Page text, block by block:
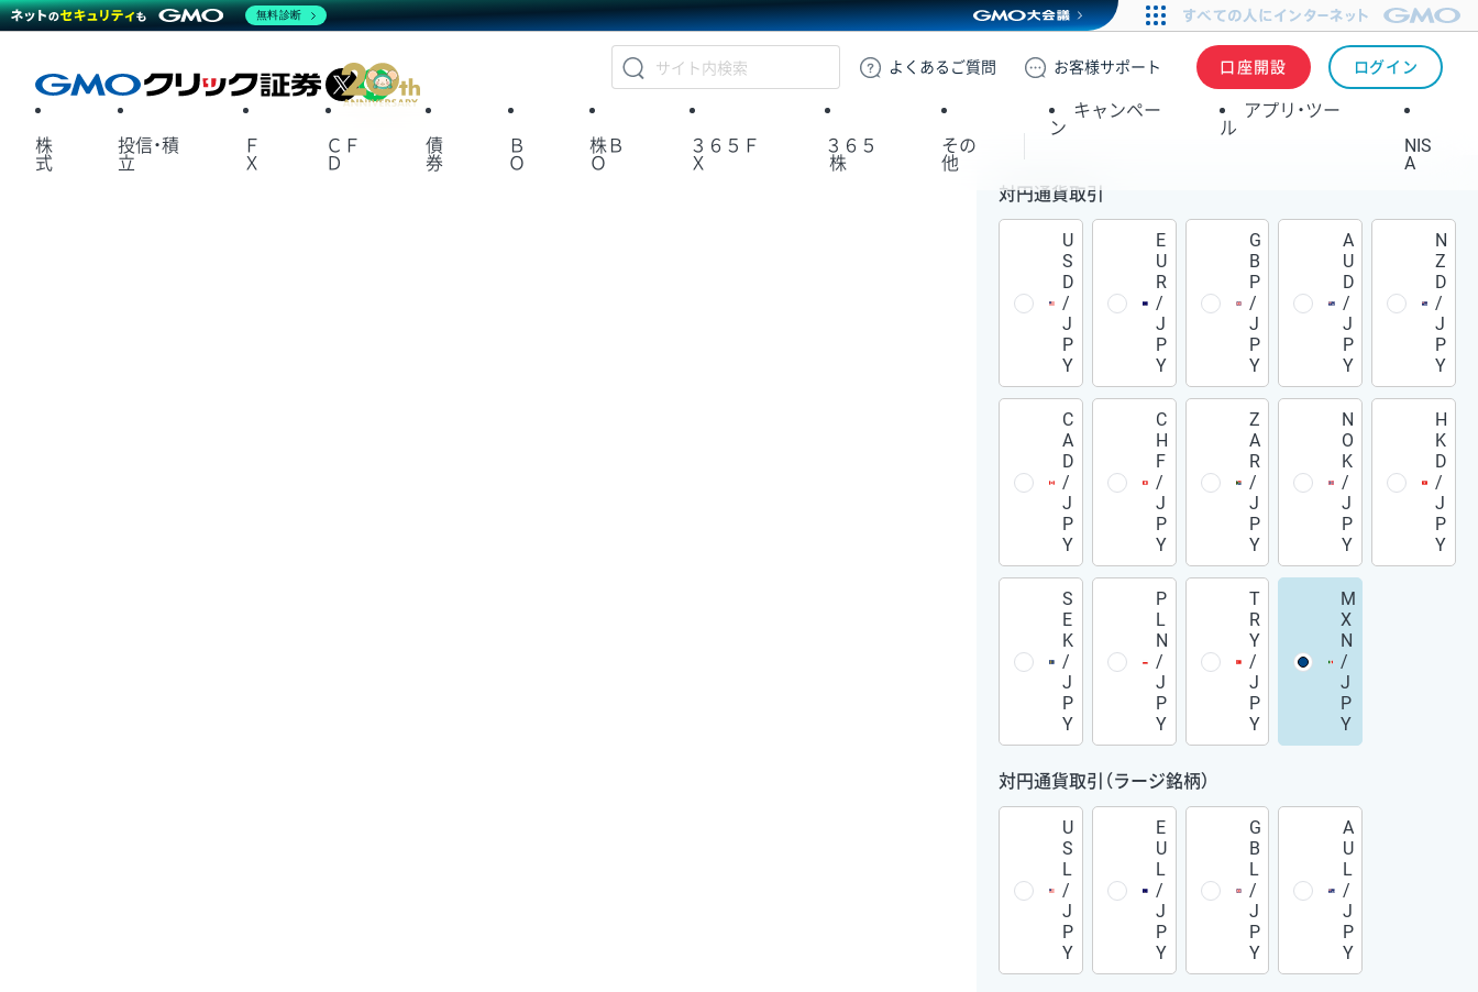
GMOクリック証券
よくある ご質問 お客様サポート 口座開設 ログイン
X
株
式
投信・積
立
Ｆ
Ｘ
ＣＦ
Ｄ
債
券
Ｂ
Ｏ
株Ｂ
Ｏ
３６５Ｆ
Ｘ
３６５
株
その
他
キャンペー
ン
アプリ・ツー
ル
NIS
A
対円通貨取引
U
S
D
/
J
P
Y
E
U
R
/
J
P
Y
G
B
P
/
J
P
Y
A
U
D
/
J
P
Y
N
Z
D
/
J
P
Y
C
A
D
/
J
P
Y
C
H
F
/
J
P
Y
Z
A
R
/
J
P
Y
N
O
K
/
J
P
Y
H
K
D
/
J
P
Y
S
E
K
/
J
P
Y
P
L
N
/
J
P
Y
T
R
Y
/
J
P
Y
M
X
N
/
J
P
Y
対円通貨取引（ラージ銘柄）
U
S
L
/
J
P
Y
E
U
L
/
J
P
Y
G
B
L
/
J
P
Y
A
U
L
/
J
P
Y
無料診断